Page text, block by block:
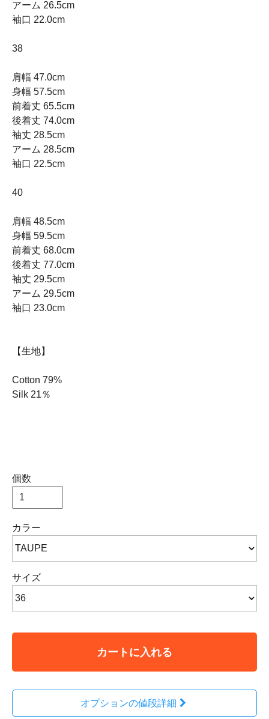
アーム 26.5cm
袖口 22.0cm
38
肩幅 47.0cm
身幅 57.5cm
前着丈 65.5cm
後着丈 74.0cm
袖丈 28.5cm
アーム 28.5cm
袖口 22.5cm
40
肩幅 48.5cm
身幅 59.5cm
前着丈 68.0cm
後着丈 77.0cm
袖丈 29.5cm
アーム 29.5cm
袖口 23.0cm
【生地】
Cotton 79%
Silk 21％
個数
カラー
サイズ
カートに入れる
オプションの値段詳細